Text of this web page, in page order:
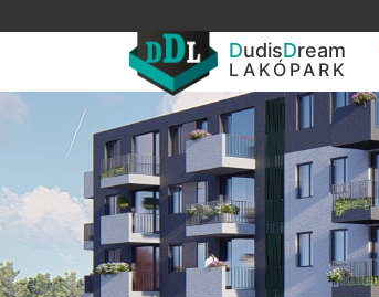
DudisDream
LAKÓPARK